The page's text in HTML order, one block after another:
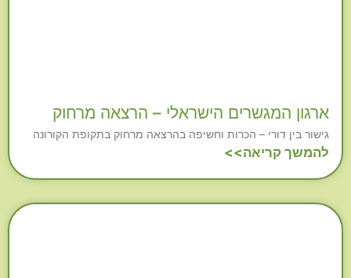
ארגון המגשרים הישראלי – הרצאה מרחוק
גישור בין דורי – הכרות וחשיפה בהרצאה מרחוק בתקופת הקורונה
להמשך קריאה>>